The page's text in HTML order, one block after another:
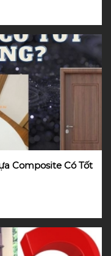
Composite Có Tốt